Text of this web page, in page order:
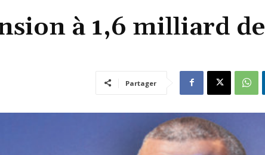
à 1,6 milliard de
Partager